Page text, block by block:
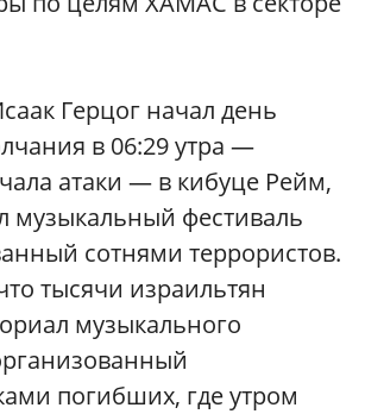
Герцог начал день
в 06:29 утра —
атаки — в кибуце Рейм,
музыкальный фестиваль
сотнями террористов.
тысячи израильтян
музыкального
погибших, где утром